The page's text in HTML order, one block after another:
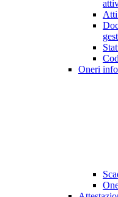
Atti
Oneri